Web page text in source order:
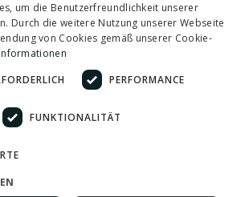
Made with ❤️ by
um die Benutzerfreundlichkeit unserer
Durch die weitere Nutzung unserer Webseite
von Cookies gemäß unserer Cookie-
PERFORMANCE
FUNKTIONALITÄT